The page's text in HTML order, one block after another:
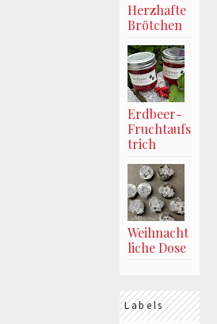
Herzhafte
Brötchen
Erdbeer-
Fruchtaufs
trich
Weihnacht
liche Dose
Labels